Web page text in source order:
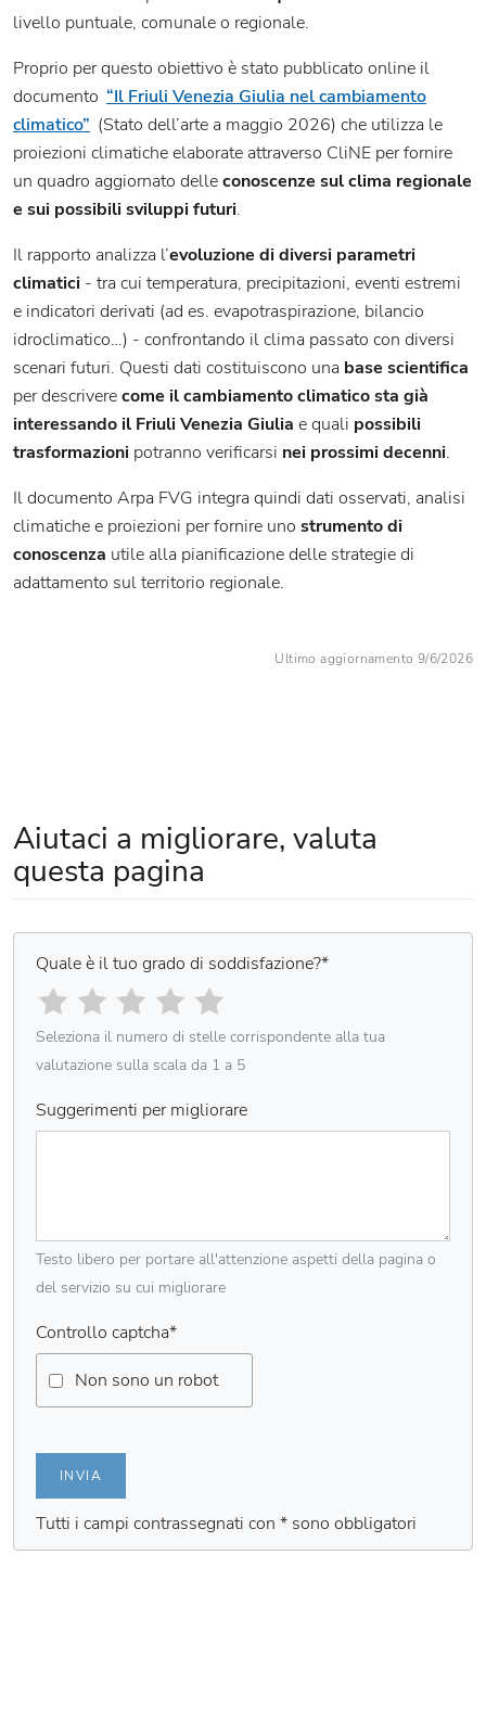
livello puntuale, comunale o regionale.
Proprio per questo obiettivo è stato pubblicato online il
documento “Il Friuli Venezia Giulia nel cambiamento
climatico” (Stato dell’arte a maggio 2026) che utilizza le
proiezioni climatiche elaborate attraverso CliNE per fornire
un quadro aggiornato delleconoscenze sul clima regionale
e sui possibili sviluppi futuri.
Il rapporto analizza l’evoluzione di diversi parametri
climatici - tra cui temperatura, precipitazioni, eventi estremi
e indicatori derivati (ad es. evapotraspirazione, bilancio
idroclimatico…) - confrontando il clima passato con diversi
scenari futuri. Questi dati costituiscono una base scientifica
per descriverecome il cambiamento climatico sta già
interessando il Friuli Venezia Giulia e quali possibili
trasformazioni potranno verificarsi nei prossimi decenni.
Il documento Arpa FVG integra quindi dati osservati, analisi
climatiche e proiezioni per fornire uno strumento di
conoscenza utile alla pianificazione delle strategie di
adattamento sul territorio regionale.
Ultimo aggiornamento 9/6/2026
Aiutaci a migliorare, valuta
questa pagina
Quale è il tuo grado di soddisfazione?*
Seleziona il numero di stelle corrispondente alla tua
valutazione sulla scala da 1 a 5
Suggerimenti per migliorare
Testo libero per portare all'attenzione aspetti della pagina o
del servizio su cui migliorare
Controllo captcha*
Non sono un robot
INVIA
Tutti i campi contrassegnati con * sono obbligatori